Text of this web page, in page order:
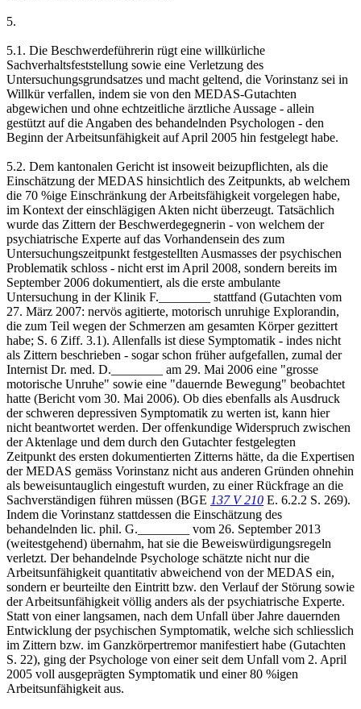
5.
5.1. Die Beschwerdeführerin rügt eine willkürliche
Sachverhaltsfeststellung sowie eine Verletzung des
Untersuchungsgrundsatzes und macht geltend, die Vorinstanz sei in
Willkür verfallen, indem sie von den MEDAS-Gutachten
abgewichen und ohne echtzeitliche ärztliche Aussage - allein
gestützt auf die Angaben des behandelnden Psychologen - den
Beginn der Arbeitsunfähigkeit auf April 2005 hin festgelegt habe.
5.2. Dem kantonalen Gericht ist insoweit beizupflichten, als die
Einschätzung der MEDAS hinsichtlich des Zeitpunkts, ab welchem
die 70 %ige Einschränkung der Arbeitsfähigkeit vorgelegen habe,
im Kontext der einschlägigen Akten nicht überzeugt. Tatsächlich
wurde das Zittern der Beschwerdegegnerin - von welchem der
psychiatrische Experte auf das Vorhandensein des zum
Untersuchungszeitpunkt festgestellten Ausmasses der psychischen
Problematik schloss - nicht erst im April 2008, sondern bereits im
September 2006 dokumentiert, als die erste ambulante
Untersuchung in der Klinik F.________ stattfand (Gutachten vom
27. März 2007: nervös agitierte, motorisch unruhige Explorandin,
die zum Teil wegen der Schmerzen am gesamten Körper gezittert
habe; S. 6 Ziff. 3.1). Allenfalls ist diese Symptomatik - indes nicht
als Zittern beschrieben - sogar schon früher aufgefallen, zumal der
Internist Dr. med. D.________ am 29. Mai 2006 eine "grosse
motorische Unruhe" sowie eine "dauernde Bewegung" beobachtet
hatte (Bericht vom 30. Mai 2006). Ob dies ebenfalls als Ausdruck
der schweren depressiven Symptomatik zu werten ist, kann hier
nicht beantwortet werden. Der offenkundige Widerspruch zwischen
der Aktenlage und dem durch den Gutachter festgelegten
Zeitpunkt des ersten dokumentierten Zitterns hätte, da die Expertisen
der MEDAS gemäss Vorinstanz nicht aus anderen Gründen ohnehin
als beweisuntauglich eingestuft wurden, zu einer Rückfrage an die
Sachverständigen führen müssen (BGE 137 V 210 E. 6.2.2 S. 269).
Indem die Vorinstanz stattdessen die Einschätzung des
behandelnden lic. phil. G.________ vom 26. September 2013
(weitestgehend) übernahm, hat sie die Beweiswürdigungsregeln
verletzt. Der behandelnde Psychologe schätzte nicht nur die
Arbeitsunfähigkeit quantitativ abweichend von der MEDAS ein,
sondern er beurteilte den Eintritt bzw. den Verlauf der Störung sowie
der Arbeitsunfähigkeit völlig anders als der psychiatrische Experte.
Statt von einer langsamen, nach dem Unfall über Jahre dauernden
Entwicklung der psychischen Symptomatik, welche sich schliesslich
im Zittern bzw. im Ganzkörpertremor manifestiert habe (Gutachten
S. 22), ging der Psychologe von einer seit dem Unfall vom 2. April
2005 voll ausgeprägten Symptomatik und einer 80 %igen
Arbeitsunfähigkeit aus.